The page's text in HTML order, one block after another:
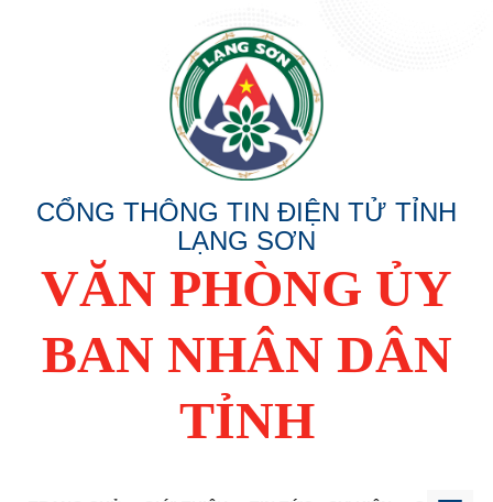
CỔNG THÔNG TIN ĐIỆN TỬ TỈNH
LẠNG SƠN
VĂN PHÒNG ỦY
BAN NHÂN DÂN
TỈNH